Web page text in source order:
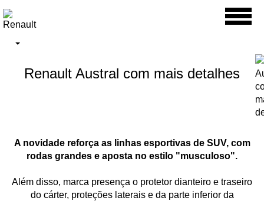
Renault Austral com mais detalhes
A novidade reforça as linhas esportivas de SUV, com
rodas grandes e aposta no estilo "musculoso".
Além disso, marca presença o protetor dianteiro e traseiro
do cárter, proteções laterais e da parte inferior da